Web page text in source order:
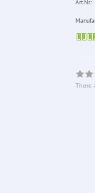
Art.Nr.:
There